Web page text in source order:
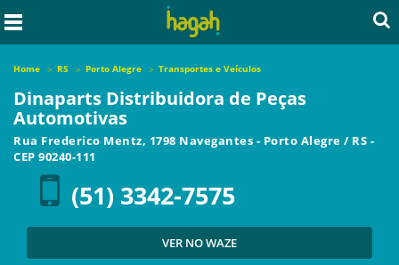
Home RS Porto Alegre Transportes e Veículos
Dinaparts Distribuidora de Peças
Automotivas
Rua Frederico Mentz, 1798 Navegantes - Porto Alegre / RS -
CEP 90240-111
(51) 3342-7575
VER NO WAZE